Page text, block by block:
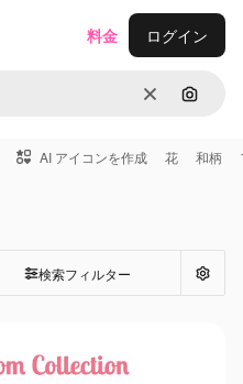
消去 画像で
料金 ログイン
AI アイコンを作成 花 和柄
検索フィルター